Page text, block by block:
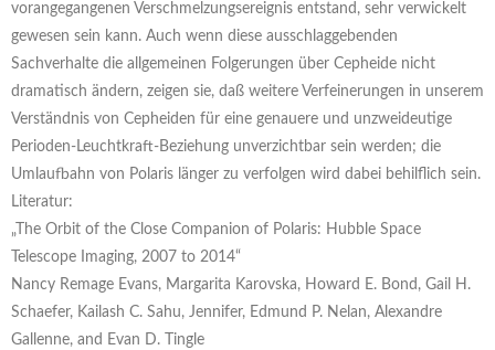
vorangegangenen Verschmelzungsereignis entstand, sehr verwickelt
gewesen sein kann. Auch wenn diese ausschlaggebenden
Sachverhalte die allgemeinen Folgerungen über Cepheide nicht
dramatisch ändern, zeigen sie, daß weitere Verfeinerungen in unserem
Verständnis von Cepheiden für eine genauere und unzweideutige
Perioden-Leuchtkraft-Beziehung unverzichtbar sein werden; die
Umlaufbahn von Polaris länger zu verfolgen wird dabei behilflich sein.
Literatur:
„The Orbit of the Close Companion of Polaris: Hubble Space
Telescope Imaging, 2007 to 2014“
Nancy Remage Evans, Margarita Karovska, Howard E. Bond, Gail H.
Schaefer, Kailash C. Sahu, Jennifer, Edmund P. Nelan, Alexandre
Gallenne, and Evan D. Tingle